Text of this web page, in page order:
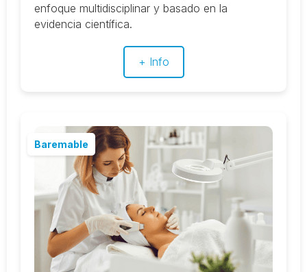
enfoque multidisciplinar y basado en la
evidencia científica.
+ Info
Baremable